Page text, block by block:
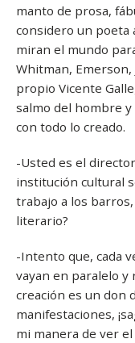
manto de prosa,
considero un poeta
miran el mundo
Whitman, Emerson,
propio Vicente
salmo del hombre y
con todo lo creado.
-Usted es el
institución cultural
trabajo a los
literario?
-Intento que, cada
vayan en paralelo y
creación es un don
manifestaciones,
mi manera de ver